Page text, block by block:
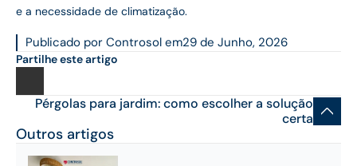
e a necessidade de climatização.
Publicado por Controsol em29 de Junho, 2026
Partilhe este artigo
Pérgolas para jardim: como escolher a solução
certa
Outros artigos